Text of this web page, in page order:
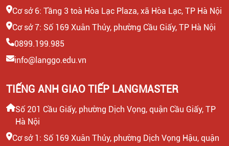
Cơ sở 6: Tầng 3 toà Hòa Lạc Plaza, xã Hòa Lạc, TP Hà Nội
Cơ sở 7: Số 169 Xuân Thủy, phường Cầu Giấy, TP Hà Nội
0899.199.985
info@langgo.edu.vn
TIẾNG ANH GIAO TIẾP LANGMASTER
Số 201 Cầu Giấy, phường Dịch Vọng, quận Cầu Giấy, TP
Hà Nội
Cơ sở 1: Số 169 Xuân Thủy, phường Dịch Vọng Hậu, quận